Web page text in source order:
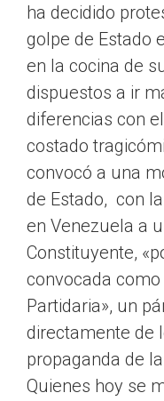
ha decidido
golpe de Estado
en la cocina de
dispuestos a ir
diferencias con
costado
convocó a una
de Estado, con
en Venezuela a
Constituyente,
convocada
Partidaria», un
directamente de
propaganda de
Quienes hoy se